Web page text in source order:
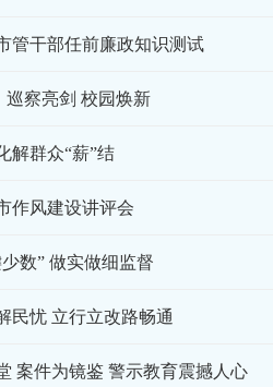
管干部任前廉政知识测试
巡察亮剑 校园焕新
解群众“薪”结
作风建设讲评会
数” 做实做细监督
民忧 立行立改路畅通
案件为镜鉴 警示教育震撼人心